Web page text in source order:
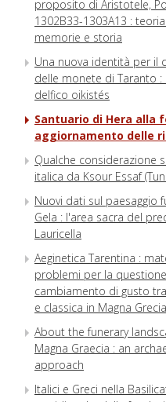
proposito di Aristotele,
1302B33-1303A13 :
memorie e storia
Una nuova identità per il
delle monete di Taranto :
delfico oikistés
Santuario di Hera alla
aggiornamento delle
Qualche considerazione
italica da Ksour Essaf
Nuovi dati sul paesaggio
Gela : l'area sacra del
Lauricella
Aeginetica Tarentina :
problemi per la
cambiamento di gusto
e classica in Magna Grecia
About the funerary
Magna Graecia : an
approach
Italici e Greci nella